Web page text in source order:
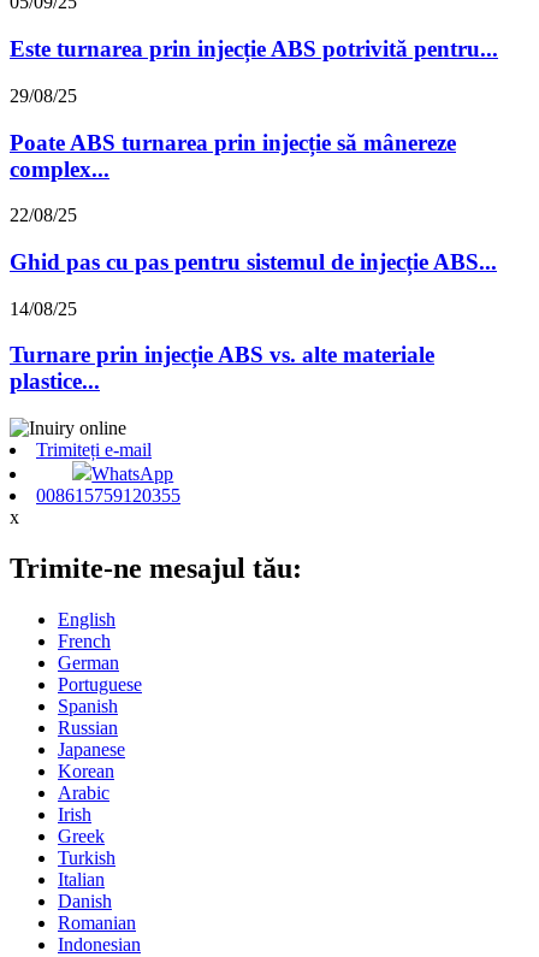
Este turnarea prin injecție ABS potrivită pentru...
29/08/25
Poate ABS turnarea prin injecție să mânereze
complex...
22/08/25
Ghid pas cu pas pentru sistemul de injecție ABS...
14/08/25
Turnare prin injecție ABS vs. alte materiale
plastice...
Trimiteți e-mail
WhatsApp
008615759120355
x
Trimite-ne mesajul tău:
English
French
German
Portuguese
Spanish
Russian
Japanese
Korean
Arabic
Irish
Greek
Turkish
Italian
Danish
Romanian
Indonesian